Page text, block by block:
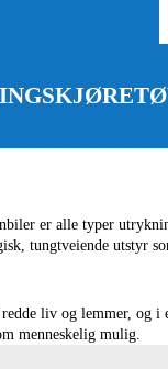
er alle typer
tungtveiende utstyr
liv og lemmer, og i
menneskelig mulig.